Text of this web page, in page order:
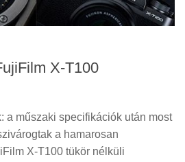
X-T100
a műszaki specifikációk után most
a hamarosan
X-T100 tükör nélküli